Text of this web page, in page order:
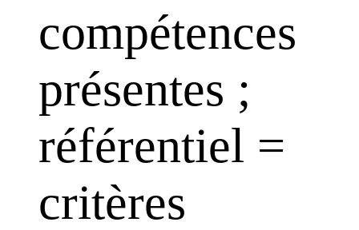
compétences
présentes ;
référentiel =
critères